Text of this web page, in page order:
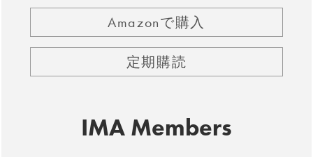
Amazonで購入
定期購読
IMA Members